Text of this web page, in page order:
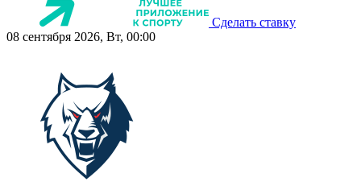
Сделать ставку
08 сентября 2026, Вт, 00:00